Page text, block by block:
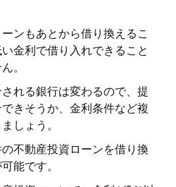
ンもあとから借り換えるこ
金利で借り入れできること
。
れる銀行は変わるので、提
きそうか、金利条件など複
しょう。
不動産投資ローンを借り換
能です。